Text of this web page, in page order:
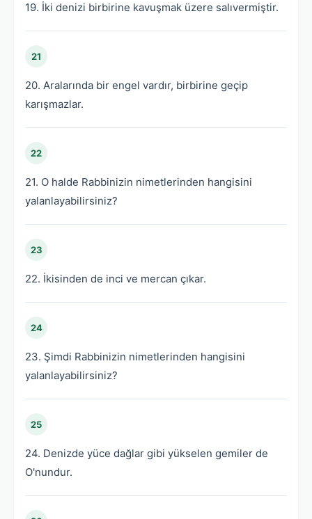
19. İki denizi birbirine kavuşmak üzere salıvermiştir.
21
20. Aralarında bir engel vardır, birbirine geçip
karışmazlar.
22
21. O halde Rabbinizin nimetlerinden hangisini
yalanlayabilirsiniz?
23
22. İkisinden de inci ve mercan çıkar.
24
23. Şimdi Rabbinizin nimetlerinden hangisini
yalanlayabilirsiniz?
25
24. Denizde yüce dağlar gibi yükselen gemiler de
O'nundur.